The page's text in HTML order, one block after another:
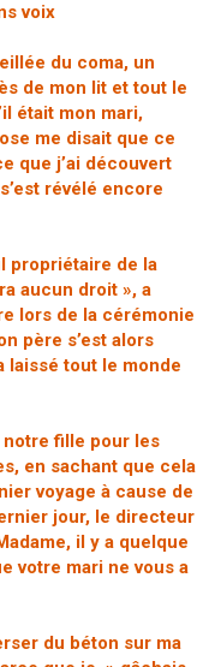
voix
du coma, un
de mon lit et tout le
était mon mari,
me disait que ce
que j’ai découvert
révélé encore
propriétaire de la
aucun droit », a
lors de la cérémonie
père s’est alors
laissé tout le monde
notre fille pour les
en sachant que cela
voyage à cause de
jour, le directeur
il y a quelque
votre mari ne vous a
du béton sur ma